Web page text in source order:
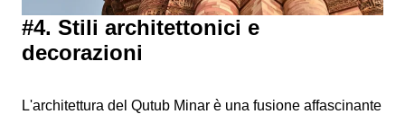
#4. Stili architettonici e
decorazioni
L'architettura del Qutub Minar è una fusione affascinante